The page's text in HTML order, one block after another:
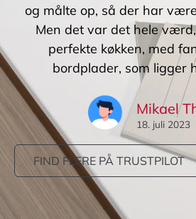
og målte op, så der har
Men det var det hele
perfekte køkken, med
bordplader, som ligger
Mikael
18. juli 2023
FIND FLERE PÅ TRUSTPILOT